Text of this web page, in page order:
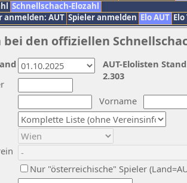
Schnellschach-Elozahl
anmelden: AUT Spieler anmelden Elo AUT
den offiziellen
Vorname
Nur "österreichische" Spieler
AUT-Elolisten
2.303